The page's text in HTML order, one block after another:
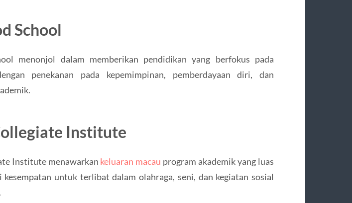
School
menonjol dalam memberikan pendidikan yang berfokus pada
penekanan pada kepemimpinan, pemberdayaan diri, dan
Institute
Institute menawarkan keluaran macau program akademik yang luas
kesempatan untuk terlibat dalam olahraga, seni, dan kegiatan sosial